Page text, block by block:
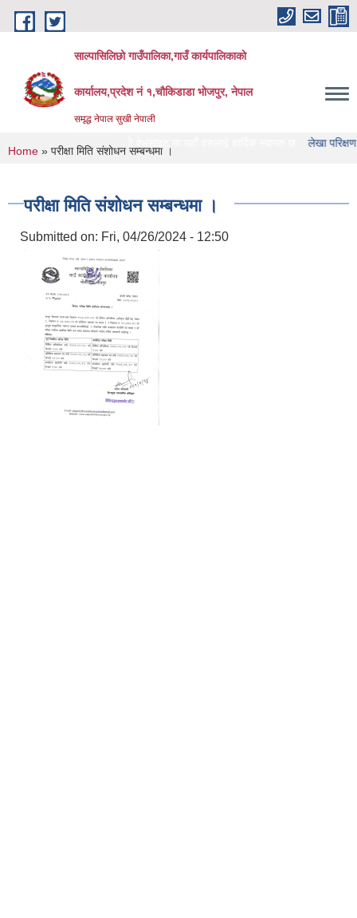
Skip to main content
साल्पासिलिछो गाउँपालिका,गाउँ कार्यपालिकाको
कार्यालय,प्रदेश नं १,चौकिडाडा भोजपुर, नेपाल
समृद्ध नेपाल सुखी नेपाली
गाउँपालिका को वेभसाइट मा यहाँ हरुलाई हार्दिक स्वागत छ लेखा परिक्षण गर्ने संस्था
You are here
Home » परीक्षा मिति संशोधन सम्बन्धमा ।
परीक्षा मिति संशोधन सम्बन्धमा ।
Submitted on: Fri, 04/26/2024 - 12:50